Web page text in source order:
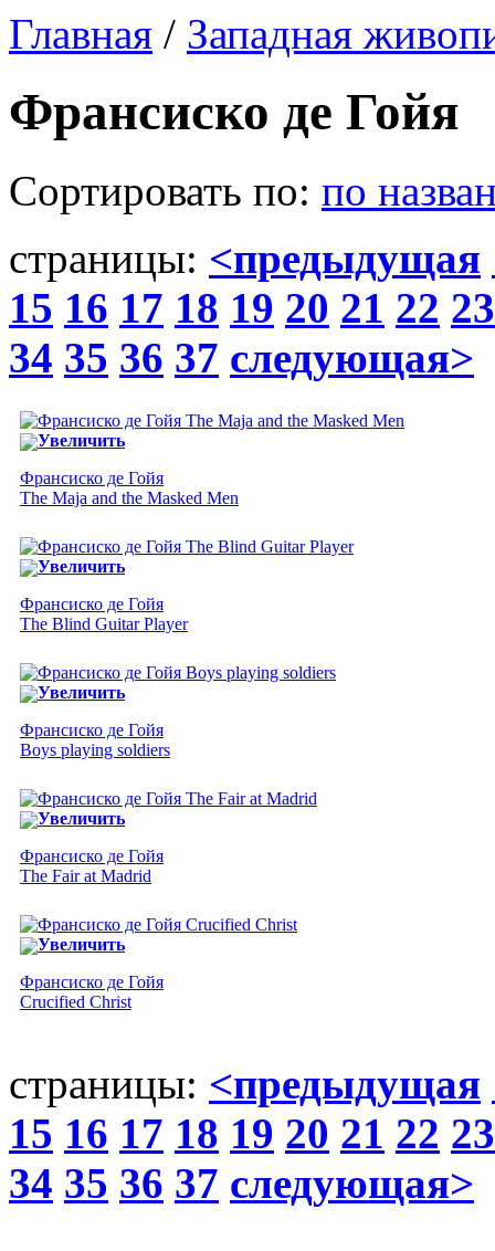
Главная / Западная
Франсиско де Гойя
Сортировать по: по
страницы: <предыдущая
15 16 17 18 19 20 21 22 23
34 35 36 37 следующая>
Увеличить
Франсиско де Гойя
The Maja and the Masked Men
Увеличить
Франсиско де Гойя
The Blind Guitar Player
Увеличить
Франсиско де Гойя
Boys playing soldiers
Увеличить
Франсиско де Гойя
The Fair at Madrid
Увеличить
Франсиско де Гойя
Crucified Christ
страницы: <предыдущая
15 16 17 18 19 20 21 22 23
34 35 36 37 следующая>